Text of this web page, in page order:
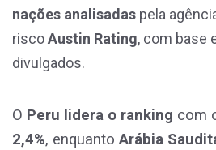
nações analisadas pela
riscoAustin Rating, com base
divulgados.
O Peru lidera o ranking com
2,4%, enquantoArábia